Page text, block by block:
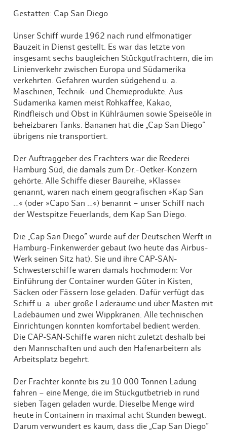
Gestatten: Cap San Diego
Unser Schiff wurde 1962 nach rund elfmonatiger
Bauzeit in Dienst gestellt. Es war das letzte von
insgesamt sechs baugleichen Stückgutfrachtern, die im
Linienverkehr zwischen Europa und Südamerika
verkehrten. Gefahren wurden südgehend u. a.
Maschinen, Technik- und Chemieprodukte. Aus
Südamerika kamen meist Rohkaffee, Kakao,
Rindfleisch und Obst in Kühlräumen sowie Speiseöle in
beheizbaren Tanks. Bananen hat die „Cap San Diego”
übrigens nie transportiert.
Der Auftraggeber des Frachters war die Reederei
Hamburg Süd, die damals zum Dr.-Oetker-Konzern
gehörte. Alle Schiffe dieser Baureihe, »Klasse«
genannt, waren nach einem geografischen »Kap San
…« (oder »Capo San …«) benannt – unser Schiff nach
der Westspitze Feuerlands, dem Kap San Diego.
Die „Cap San Diego” wurde auf der Deutschen Werft in
Hamburg-Finkenwerder gebaut (wo heute das Airbus-
Werk seinen Sitz hat). Sie und ihre CAP-SAN-
Schwesterschiffe waren damals hochmodern: Vor
Einführung der Container wurden Güter in Kisten,
Säcken oder Fässern lose geladen. Dafür verfügt das
Schiff u. a. über große Laderäume und über Masten mit
Ladebäumen und zwei Wippkränen. Alle technischen
Einrichtungen konnten komfortabel bedient werden.
Die CAP-SAN-Schiffe waren nicht zuletzt deshalb bei
den Mannschaften und auch den Hafenarbeitern als
Arbeitsplatz begehrt.
Der Frachter konnte bis zu 10 000 Tonnen Ladung
fahren – eine Menge, die im Stückgutbetrieb in rund
sieben Tagen geladen wurde. Dieselbe Menge wird
heute in Containern in maximal acht Stunden bewegt.
Darum verwundert es kaum, dass die „Cap San Diego”